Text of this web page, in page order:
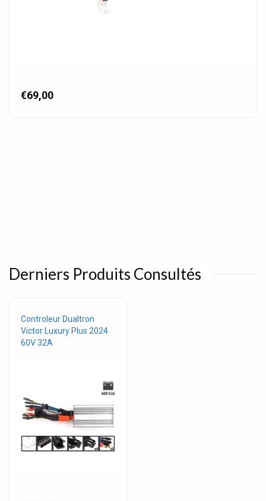
€69,00
Derniers Produits Consultés
Controleur Dualtron
Victor Luxury Plus 2024
60V 32A